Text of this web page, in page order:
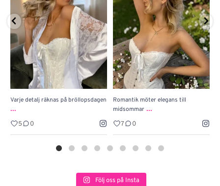
Varje detalj räknas på bröllopsdagen
...
5 0
Romantik möter elegans till
midsommar ...
7 0
Följ oss på Insta